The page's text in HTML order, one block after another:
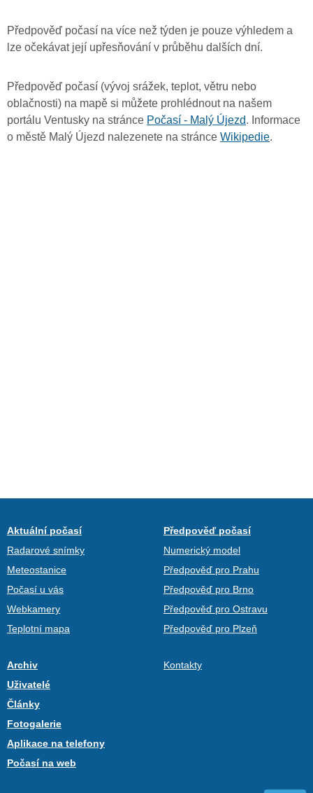
Předpověď počasí na více než týden je pouze výhledem a
lze očekávat její upřesňování v průběhu dalších dní.
Předpověď počasí (vývoj srážek, teplot, větru nebo
oblačnosti) na mapě si můžete prohlédnout na našem
portálu Ventusky na stránce Počasí - Malý Újezd. Informace
o městě Malý Újezd nalezenete na stránce Wikipedie.
Aktuální počasí
Radarové snímky
Meteostanice
Počasí u vás
Webkamery
Teplotní mapa
Předpověď počasí
Numerický model
Předpověď pro Prahu
Předpověď pro Brno
Předpověď pro Ostravu
Předpověď pro Plzeň
Archiv
Uživatelé
Články
Fotogalerie
Aplikace na telefony
Počasí na web
Kontakty